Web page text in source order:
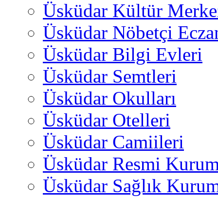
Üsküdar Kültür
Üsküdar Nöbetçi
Üsküdar Bilgi Evleri
Üsküdar Semtleri
Üsküdar Okulları
Üsküdar Otelleri
Üsküdar Camiileri
Üsküdar Resmi
Üsküdar Sağlık